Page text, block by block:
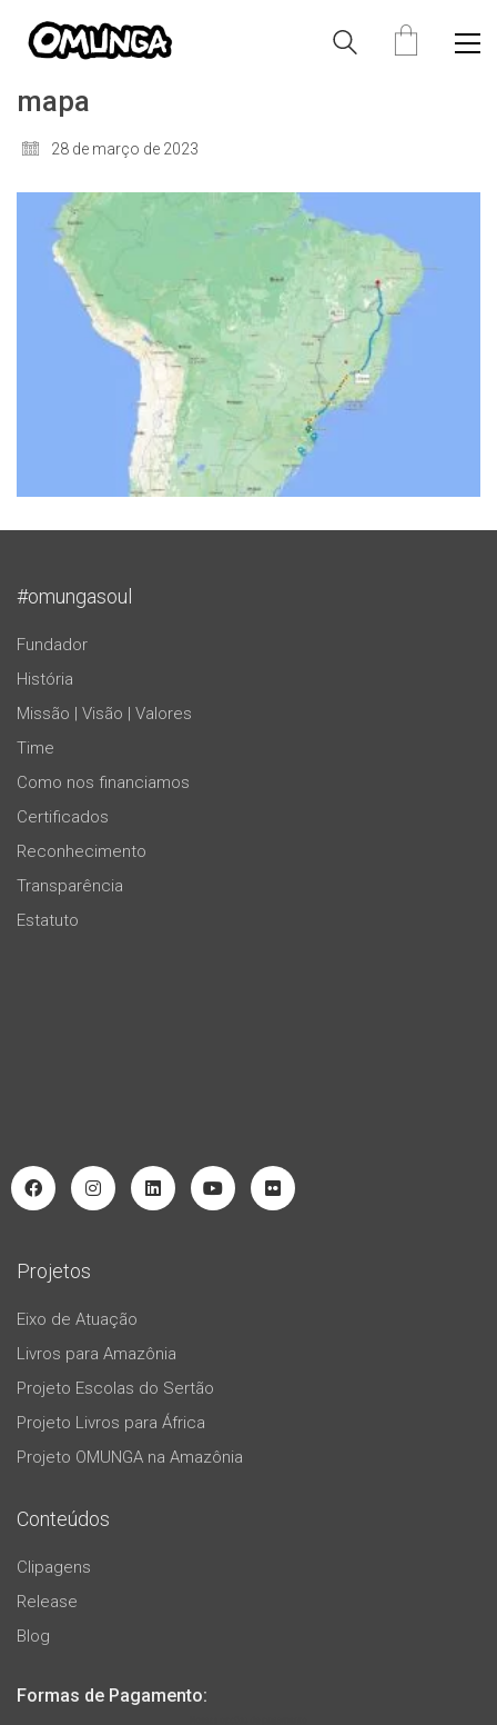
mapa
28 de março de 2023
#omungasoul
Fundador
História
Missão | Visão | Valores
Time
Como nos financiamos
Certificados
Reconhecimento
Transparência
Estatuto
Projetos
Eixo de Atuação
Livros para Amazônia
Projeto Escolas do Sertão
Projeto Livros para África
Projeto OMUNGA na Amazônia
Conteúdos
Clipagens
Release
Blog
Formas de Pagamento: